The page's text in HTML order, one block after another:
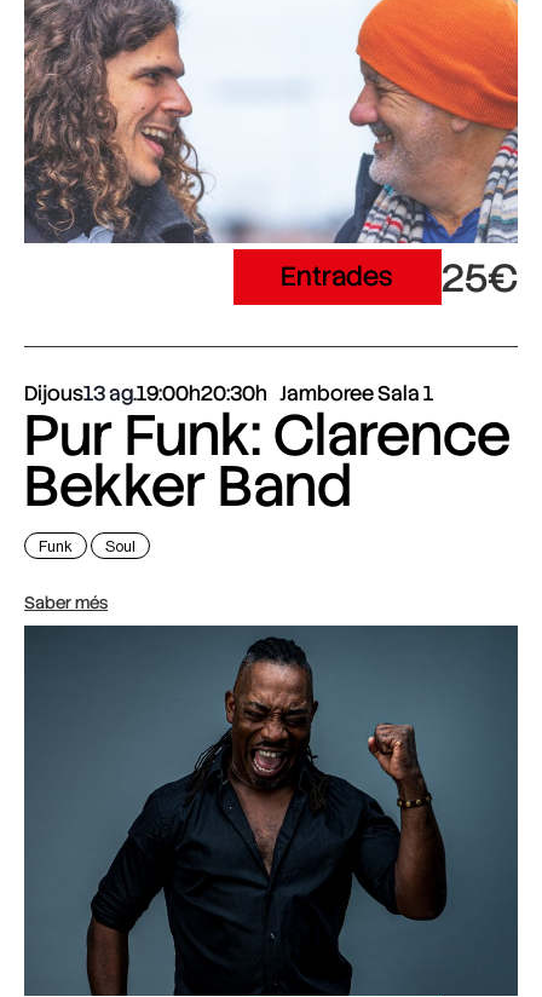
Entrades 25€
Dijous13 ag.19:00h20:30h Jamboree Sala 1
Pur Funk: Clarence
Bekker Band
Funk Soul
Saber més